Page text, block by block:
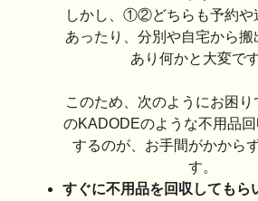
しかし、①②どちらも予約や
あったり、分別や自宅から
あり何かと大変です
このため、次のようにお困
のKADODEのような不用品
するのが、お手間がかから
す。
すぐに不用品を回収してもら